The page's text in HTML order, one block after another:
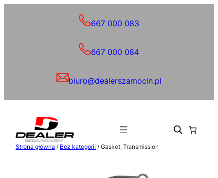
667 000 083
667 000 084
biuro@dealerszamocin.pl
Strona główna / Bez kategorii / Gasket, Transmission